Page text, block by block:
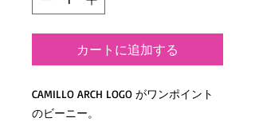
カートに追加する
CAMILLO ARCH LOGO がワンポイント
のビーニー。